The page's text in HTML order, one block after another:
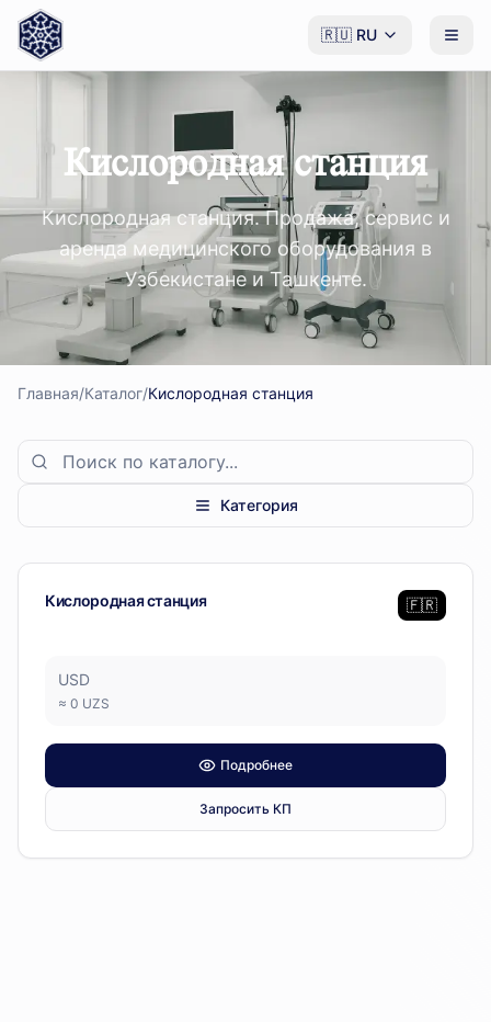
🇷🇺 RU
Кислородная станция
Кислородная станция. Продажа, сервис и
аренда медицинского оборудования в
Узбекистане и Ташкенте.
Главная/Каталог/Кислородная станция
Категория
Кислородная станция
Кислородная станция
Кислородная станция 🇫🇷
USD
≈ 0 UZS
Подробнее
Запросить КП